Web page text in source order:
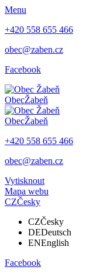
Menu
+420 558 655 466
obec@zaben.cz
Facebook
ObecŽabeň
ObecŽabeň
+420 558 655 466
obec@zaben.cz
Vytisknout
Mapa webu
CZČesky
CZČesky
DEDeutsch
ENEnglish
Facebook